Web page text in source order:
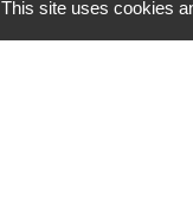
DE
This site uses cookies